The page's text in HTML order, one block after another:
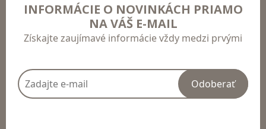
INFORMÁCIE O NOVINKÁCH PRIAMO
NA VÁŠ E-MAIL
Získajte zaujímavé informácie vždy medzi prvými
Odoberať